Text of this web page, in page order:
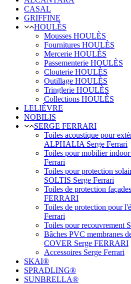
CASAL
GRIFFINE
HOULÈS
Mousses HOULÈS
Fournitures HOULÈS
Mercerie HOULÈS
Passementerie HOULÈS
Clouterie HOULÈS
Outillage HOULÈS
Tringlerie HOULÈS
Collections HOULÈS
LELIÈVRE
NOBILIS
SERGE FERRARI
Toiles acoustique pour
ALPHALIA Serge Ferrari
Toiles pour mobilier
Ferrari
Toiles pour protection
SOLTIS Serge Ferrari
Toiles de protection
FERRARI
Toiles de protection pour
Ferrari
Toiles pour recouvrement
Bâches PVC membranes
COVER Serge FERRARI
Accessoires Serge Ferrari
SKAI®
SPRADLING®
SUNBRELLA®